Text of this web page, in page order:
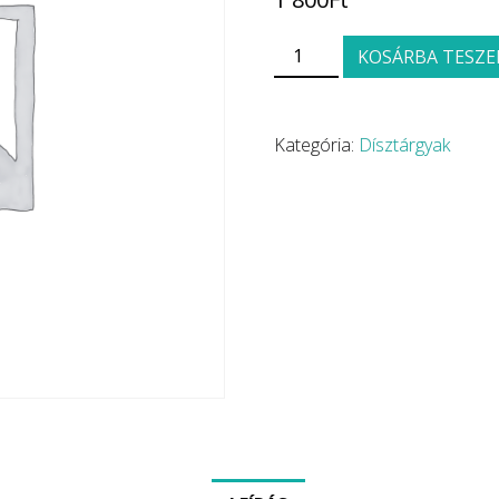
HORGOLT SÁL, TÖBBFÉLE SZÍNBEN ÉS KIVITELBEN
KOSÁRBA
Kategória: Dísztárgyak